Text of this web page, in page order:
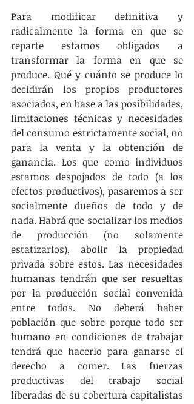
Para modificar definitiva y
radicalmente la forma en que se
reparte estamos obligados a
transformar la forma en que se
produce. Qué y cuánto se produce lo
decidirán los propios productores
asociados, en base a las posibilidades,
limitaciones técnicas y necesidades
del consumo estrictamente social, no
para la venta y la obtención de
ganancia. Los que como individuos
estamos despojados de todo (a los
efectos productivos), pasaremos a ser
socialmente dueños de todo y de
nada. Habrá que socializar los medios
de producción (no solamente
estatizarlos), abolir la propiedad
privada sobre estos. Las necesidades
humanas tendrán que ser resueltas
por la producción social convenida
entre todos. No deberá haber
población que sobre porque todo ser
humano en condiciones de trabajar
tendrá que hacerlo para ganarse el
derecho a comer. Las fuerzas
productivas del trabajo social
liberadas de su cobertura capitalistas